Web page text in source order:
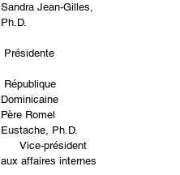
Sandra Jean-Gilles,
Ph.D.
Présidente
République
Dominicaine
Père Romel
Eustache, Ph.D.
Vice-président
aux affaires internes